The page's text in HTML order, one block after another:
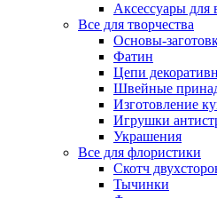
Аксессуары для
Все для творчества
Основы-
Фатин
Цепи
Швейные
Изготовление
Игрушки
Украшения
Все для флористики
Скотч
Тычинки